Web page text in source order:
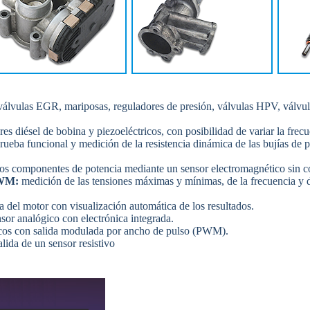
EGR, mariposas, reguladores de presión, válvulas HPV,
diésel de bobina y piezoeléctricos, con posibilidad de variar la
funcional y medición de la resistencia dinámica de las bujías de
componentes de potencia mediante un sensor electromagnético sin
medición de las tensiones máximas y mínimas, de la frecuencia
del motor con visualización automática de los resultados.
analógico con electrónica integrada.
con salida modulada por ancho de pulso (PWM).
de un sensor resistivo